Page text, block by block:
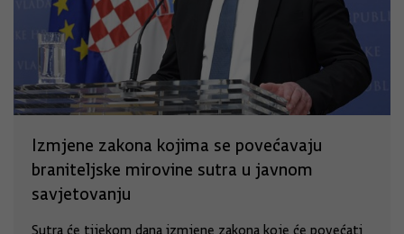
Izmjene zakona kojima se povećavaju
braniteljske mirovine sutra u javnom
savjetovanju
Sutra će tijekom dana izmjene zakona koje će povećati